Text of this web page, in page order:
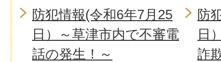
防犯情報(令和6年7月25
日）～草津市内で不審電
話の発生！～
防
日
詐